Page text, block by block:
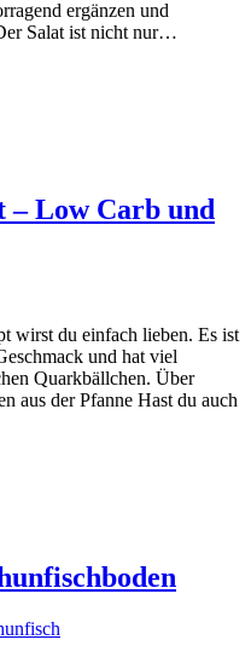
ergänzen und
Salat ist nicht nur…
– Low Carb und
wirst du einfach lieben. Es ist
und hat viel
Quarkbällchen. Über
aus der Pfanne Hast du auch